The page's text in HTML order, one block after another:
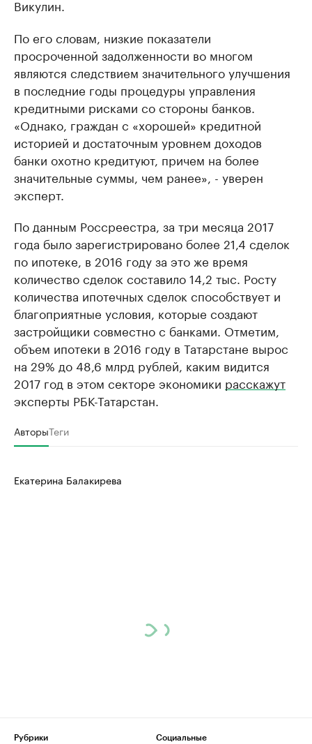
Викулин.
По его словам, низкие показатели
просроченной задолженности во многом
являются следствием значительного улучшения
в последние годы процедуры управления
кредитными рисками со стороны банков.
«Однако, граждан с «хорошей» кредитной
историей и достаточным уровнем доходов
банки охотно кредитуют, причем на более
значительные суммы, чем ранее», - уверен
эксперт.
По данным Россреестра, за три месяца 2017
года было зарегистрировано более 21,4 сделок
по ипотеке, в 2016 году за это же время
количество сделок составило 14,2 тыс. Росту
количества ипотечных сделок способствует и
благоприятные условия, которые создают
застройщики совместно с банками. Отметим,
объем ипотеки в 2016 году в Татарстане вырос
на 29% до 48,6 млрд рублей, каким видится
2017 год в этом секторе экономики расскажут
эксперты РБК-Татарстан.
АвторыТеги
Екатерина Балакирева
Рубрики
Социальные